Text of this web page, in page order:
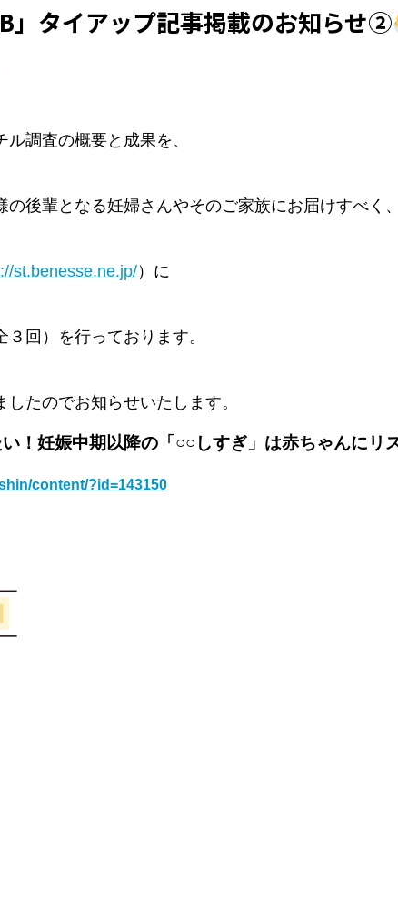
」タイアップ記事掲載のお知らせ②
調査の概要と成果を、
後輩となる妊婦さんやそのご家族にお届けすべく、
st.benesse.ne.jp/）に
回）を行っております。
たのでお知らせいたします。
！妊娠中期以降の「○○しすぎ」は赤ちゃんにリ
content/?id=143150